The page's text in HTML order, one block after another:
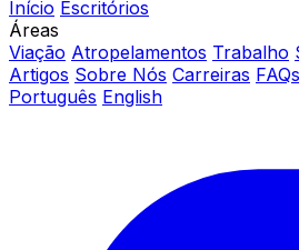
Início Escritórios
Áreas
Viação Atropelamentos Trabalho
Artigos Sobre Nós Carreiras FAQs
Português English